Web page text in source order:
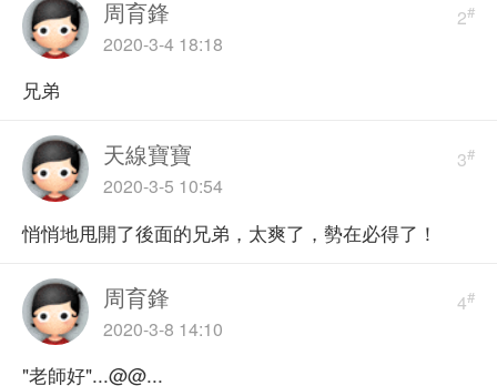
2#
周育鋒
2020-3-4 18:18
兄弟
3#
天線寶寶
2020-3-5 10:54
悄悄地甩開了後面的兄弟，太爽了，勢在必得了！
4#
周育鋒
2020-3-8 14:10
"老師好"...@@...